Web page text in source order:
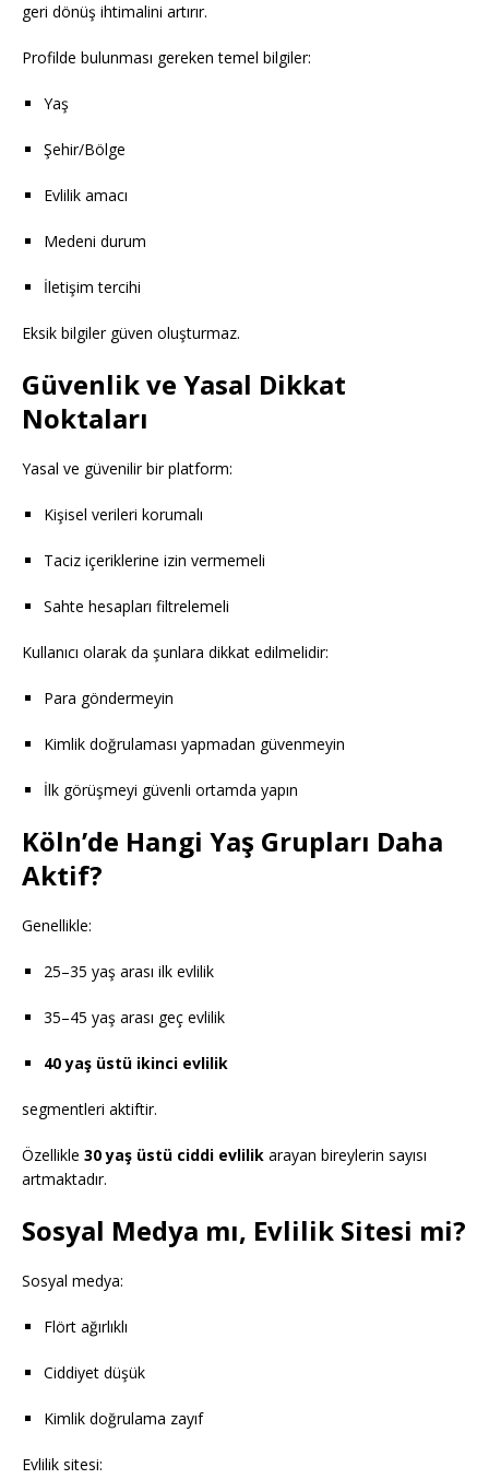
geri dönüş ihtimalini artırır.
Profilde bulunması gereken temel bilgiler:
Yaş
Şehir/Bölge
Evlilik amacı
Medeni durum
İletişim tercihi
Eksik bilgiler güven oluşturmaz.
Güvenlik ve Yasal Dikkat
Noktaları
Yasal ve güvenilir bir platform:
Kişisel verileri korumalı
Taciz içeriklerine izin vermemeli
Sahte hesapları filtrelemeli
Kullanıcı olarak da şunlara dikkat edilmelidir:
Para göndermeyin
Kimlik doğrulaması yapmadan güvenmeyin
İlk görüşmeyi güvenli ortamda yapın
Köln’de Hangi Yaş Grupları Daha
Aktif?
Genellikle:
25–35 yaş arası ilk evlilik
35–45 yaş arası geç evlilik
40 yaş üstü ikinci evlilik
segmentleri aktiftir.
Özellikle 30 yaş üstü ciddi evlilik arayan bireylerin sayısı
artmaktadır.
Sosyal Medya mı, Evlilik Sitesi mi?
Sosyal medya:
Flört ağırlıklı
Ciddiyet düşük
Kimlik doğrulama zayıf
Evlilik sitesi: